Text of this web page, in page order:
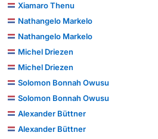
Xiamaro Thenu
Nathangelo Markelo
Nathangelo Markelo
Michel Driezen
Michel Driezen
Solomon Bonnah Owusu
Solomon Bonnah Owusu
Alexander Büttner
Alexander Büttner